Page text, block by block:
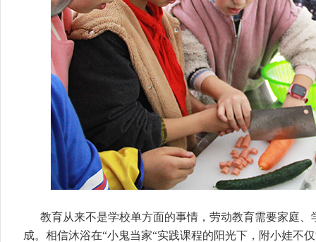
教育从来不是学校单方面的事情，劳动教育需要家庭
成。相信沐浴在“小鬼当家“实践课程的阳光下，附小娃不